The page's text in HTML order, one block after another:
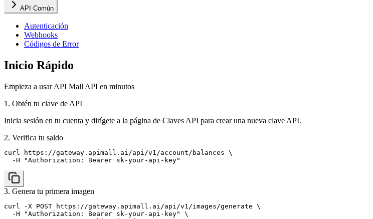
API Común
Autenticación
Webhooks
Códigos de Error
Inicio Rápido
Empieza a usar API Mall API en minutos
1. Obtén tu clave de API
Inicia sesión en tu cuenta y dirígete a la página de Claves API para crear una nueva clave API.
2. Verifica tu saldo
curl https://gateway.apimall.ai/api/v1/account/balances \
  -H "Authorization: Bearer sk-your-api-key"
3. Genera tu primera imagen
curl -X POST https://gateway.apimall.ai/api/v1/images/generate \
  -H "Authorization: Bearer sk-your-api-key" \